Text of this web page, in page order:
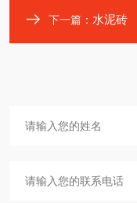
下一篇： 水泥砖